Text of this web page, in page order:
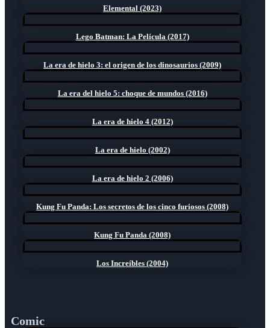
Elemental (2023)
Lego Batman: La Película (2017)
La era de hielo 3: el origen de los dinosaurios (2009)
La era del hielo 5: choque de mundos (2016)
La era de hielo 4 (2012)
La era de hielo (2002)
La era de hielo 2 (2006)
Kung Fu Panda: Los secretos de los cinco furiosos (2008)
Kung Fu Panda (2008)
Los Increíbles (2004)
Comic